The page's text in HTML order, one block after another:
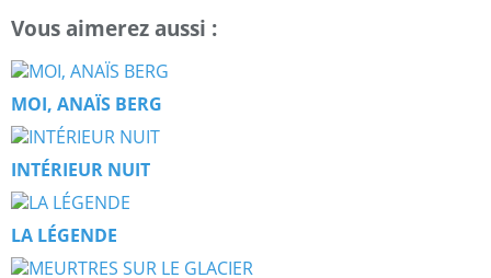
Vous aimerez aussi :
MOI, ANAÏS BERG
INTÉRIEUR NUIT
LA LÉGENDE